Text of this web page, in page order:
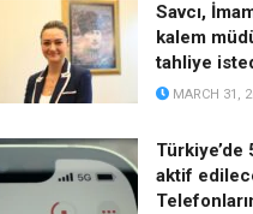
Savcı,
kalem
tahliye
MARCH 31,
Türkiye’de
aktif